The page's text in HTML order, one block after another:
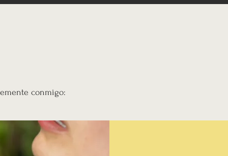
conmigo: